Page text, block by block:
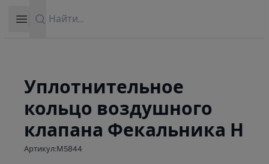
Open sidebar
Уплотнительное
кольцо воздушного
клапана Фекальника Н
Артикул:М5844